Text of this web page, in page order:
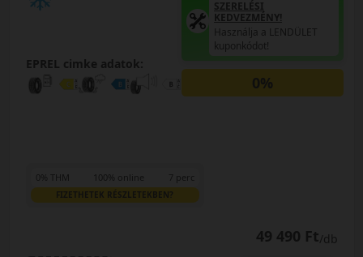
EPREL cimke adatok:
SZERELÉSI
KEDVEZMÉNY!
Használja a LENDÜLET
kuponkódot!
0%
0% THM 100% online 7 perc
FIZETHETEK RÉSZLETEKBEN?
49 490 Ft/db